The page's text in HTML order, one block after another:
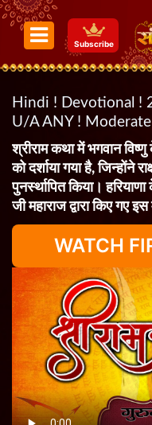
Subscribe
Hindi ! Devotional !
U/A ANY ! Moderate
श्रीराम कथा में भगवान
को दर्शाया गया है, जिन्होंने
पुनर्स्थापित किया।
जी महाराज द्वारा किए गए
WATCH